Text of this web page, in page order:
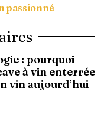
: pourquoi
à vin enterrée
vin aujourd’hui
passionné